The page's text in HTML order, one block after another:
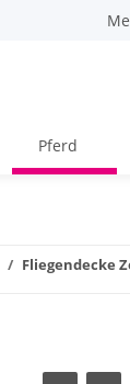
Pferd
Fliegendecke